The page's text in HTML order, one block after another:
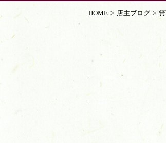
HOME 店主ブログ